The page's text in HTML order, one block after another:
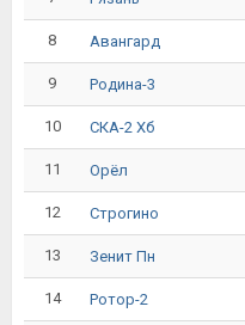
8 Авангард
9 Родина-3
10 СКА-2 Хб
11 Орёл
12 Строгино
13 Зенит Пн
14 Ротор-2